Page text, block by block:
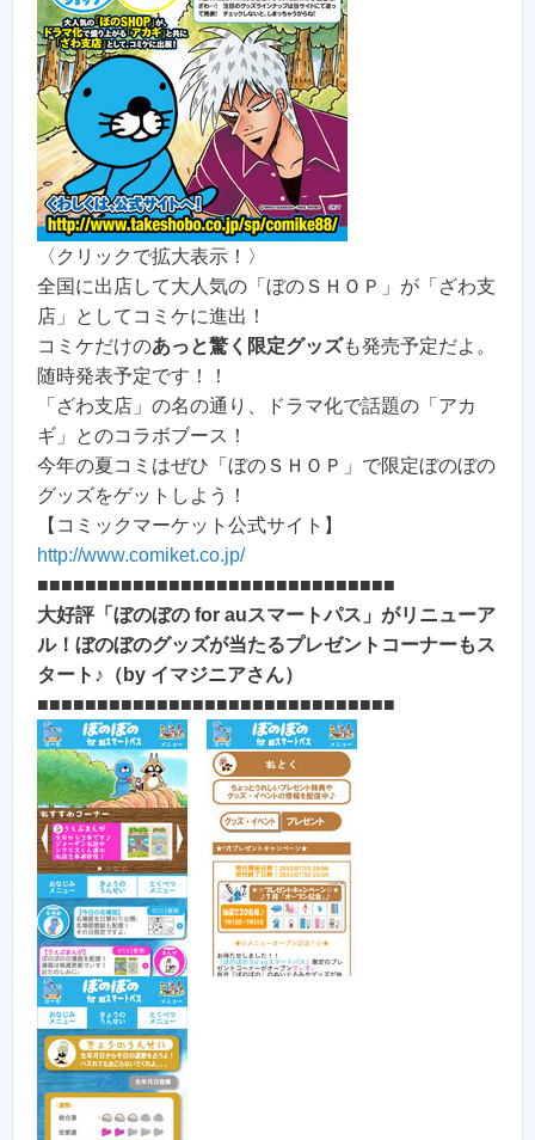
〈クリックで拡大表示！〉
全国に出店して大人気の「ぼのＳＨＯＰ」が「ざわ支
店」としてコミケに進出！
コミケだけのあっと驚く限定グッズも発売予定だよ。
随時発表予定です！！
「ざわ支店」の名の通り、ドラマ化で話題の「アカ
ギ」とのコラボブース！
今年の夏コミはぜひ「ぼのＳＨＯＰ」で限定ぼのぼの
グッズをゲットしよう！
【コミックマーケット公式サイト】
http://www.comiket.co.jp/
■■■■■■■■■■■■■■■■■■■■■■■■■■■■■■
大好評「ぼのぼの for auスマートパス」がリニューア
ル！ぼのぼのグッズが当たるプレゼントコーナーもス
タート♪（by イマジニアさん）
■■■■■■■■■■■■■■■■■■■■■■■■■■■■■■